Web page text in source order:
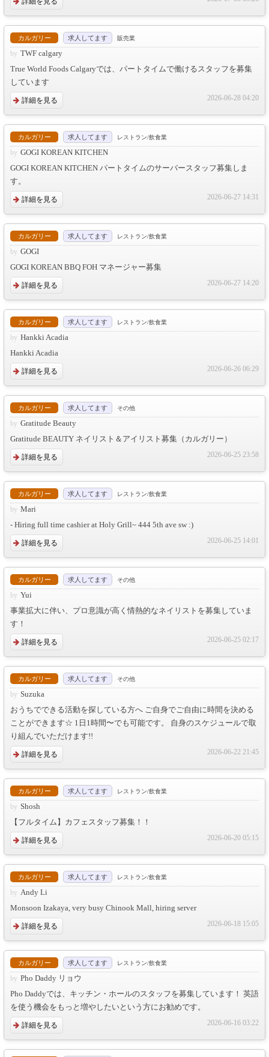
カルガリー 求人してます 販売業
TWF calgary
True World Foods Calgaryでは、パートタイムで働けるスタッフを募集
しています
詳細を見る 2026-06-28 04:20
カルガリー 求人してます レストラン/飲食業
GOGI KOREAN KITCHEN
GOGI KOREAN KITCHEN パートタイムのサーバースタッフ募集しま
す。
詳細を見る 2026-06-27 14:31
カルガリー 求人してます レストラン/飲食業
GOGI
GOGI KOREAN BBQ FOH マネージャー募集
詳細を見る 2026-06-27 14:20
カルガリー 求人してます レストラン/飲食業
Hankki Acadia
Hankki Acadia
詳細を見る 2026-06-26 06:29
カルガリー 求人してます その他
Gratitude Beauty
Gratitude BEAUTY ネイリスト＆アイリスト募集（カルガリー）
詳細を見る 2026-06-25 23:58
カルガリー 求人してます レストラン/飲食業
Mari
- Hiring full time cashier at Holy Grill~ 444 5th ave sw :)
詳細を見る 2026-06-25 14:01
カルガリー 求人してます その他
Yui
事業拡大に伴い、プロ意識が高く情熱的なネイリストを募集していま
す！
詳細を見る 2026-06-25 02:17
カルガリー 求人してます その他
Suzuka
おうちでできる活動を探している方へ ご自身でご自由に時間を決める
ことができます☆ 1日1時間〜でも可能です。 自身のスケジュールで取
り組んでいただけます!!
詳細を見る 2026-06-22 21:45
カルガリー 求人してます レストラン/飲食業
Shosh
【フルタイム】カフェスタッフ募集！！
詳細を見る 2026-06-20 05:15
カルガリー 求人してます レストラン/飲食業
Andy Li
Monsoon Izakaya, very busy Chinook Mall, hiring server
詳細を見る 2026-06-18 15:05
カルガリー 求人してます レストラン/飲食業
Pho Daddy リョウ
Pho Daddyでは、キッチン・ホールのスタッフを募集しています！ 英語
を使う機会をもっと増やしたいという方にお勧めです。
詳細を見る 2026-06-16 03:22